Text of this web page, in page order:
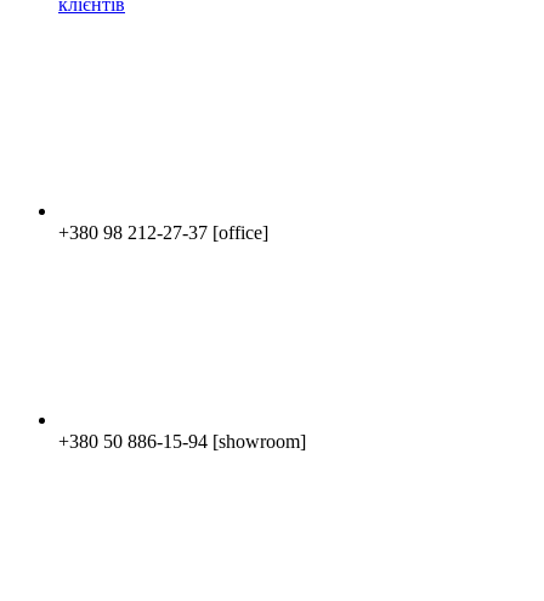
+380 98 212-27-37 [office]
+380 50 886-15-94 [showroom]